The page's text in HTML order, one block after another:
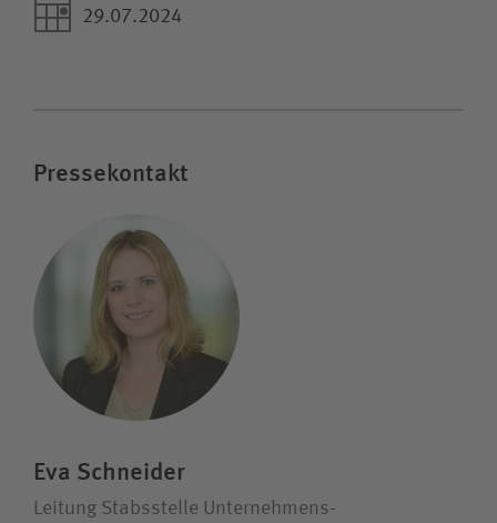
29.07.2024
Pressekontakt
Eva Schneider
Leitung Stabsstelle Unternehmens­